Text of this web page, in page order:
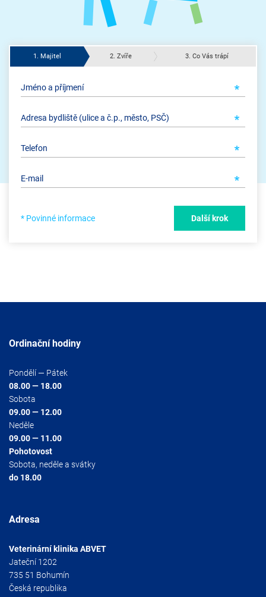
1. Majitel 2. Zvíře 3. Co Vás trápí
* Povinné informace Další krok
Ordinační hodiny
Pondělí — Pátek
08.00 — 18.00
Sobota
09.00 — 12.00
Neděle
09.00 — 11.00
Pohotovost
Sobota, neděle a svátky
do 18.00
Adresa
Veterinární klinika ABVET
Jateční 1202
735 51 Bohumín
Česká republika